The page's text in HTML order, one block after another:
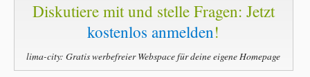
Diskutiere mit und stelle Fragen: Jetzt
kostenlos anmelden!
lima-city: Gratis werbefreier Webspace für deine eigene Homepage